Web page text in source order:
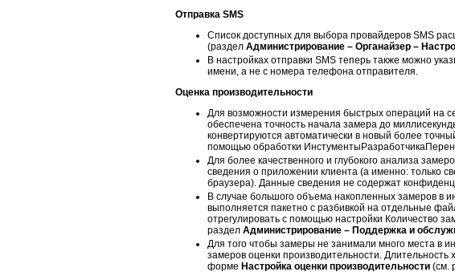
Отправка SMS
Список доступных для выбора провайдеров SMS
(раздел Администрирование – Органайзер –
В настройках отправки SMS теперь также можно
имени, а не с номера телефона отправителя.
Оценка производительности
Для возможности измерения быстрых операций на
обеспечена точность начала замера до
конвертируются автоматически в новый более
помощью обработки
Для более качественного и глубокого анализа
сведения о приложении клиента (а именно: только
браузера). Данные сведения не содержат
В случае большого объема накопленных замеров в
выполняется пакетно с разбивкой на отдельные
отрегулировать с помощью настройки Количество
раздел Администрирование – Поддержка и
Для того чтобы замеры не занимали много места в
замеров оценки производительности. Длительность
форме Настройка оценки производительности (см.